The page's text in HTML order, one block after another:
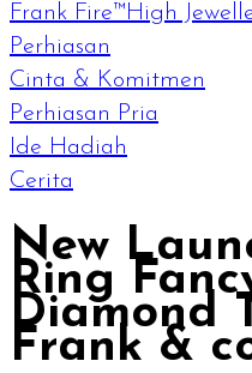
Frank Fire™High
Perhiasan
Cinta & Komitmen
Perhiasan Pria
Ide Hadiah
Cerita
New
Ring
Diamond
Frank &